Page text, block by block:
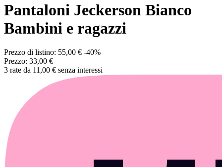
Pantaloni Jeckerson Bianco
Bambini e ragazzi
Prezzo di listino: 55,00 € -40%
Prezzo: 33,00 €
3 rate da 11,00 € senza interessi